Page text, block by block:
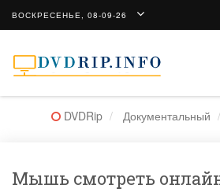
ВОСКРЕСЕНЬЕ, 08-09-26
DVDRip Документальный
Мышь смотреть онлайн